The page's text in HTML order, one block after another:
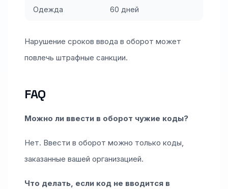
Одежда 60 дней
Нарушение сроков ввода в оборот может
повлечь штрафные санкции.
FAQ
Можно ли ввести в оборот чужие коды?
Нет. Ввести в оборот можно только коды,
заказанные вашей организацией.
Что делать, если код не вводится в